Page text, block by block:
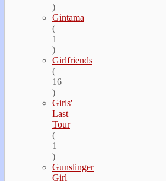
)
Gintama
(
1
)
Girlfriends
(
16
)
Girls'
Last
Tour
(
1
)
Gunslinger
Girl